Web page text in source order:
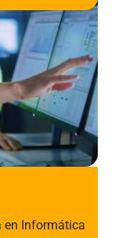
en Informática